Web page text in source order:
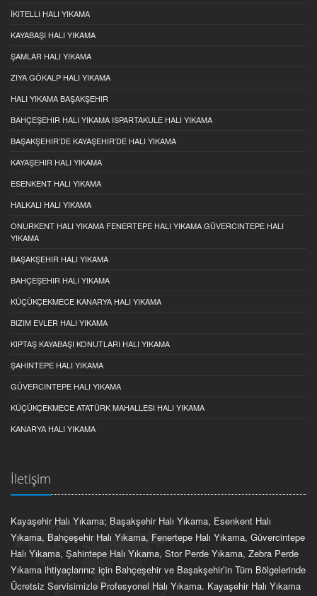
İKITELLI HALI YIKAMA
KAYABAŞI HALI YIKAMA
ŞAMLAR HALI YIKAMA
ZIYA GÖKALP HALI YIKAMA
HALI YIKAMA BAŞAKŞEHIR
BAHÇEŞEHIR HALI YIKAMA ISPARTAKULE HALI YIKAMA
BAŞAKŞEHIR’DE KAYAŞEHIR’DE HALI YIKAMA
KAYAŞEHIR HALI YIKAMA
ESENKENT HALI YIKAMA
HALKALI HALI YIKAMA
ONURKENT HALI YIKAMA FENERTEPE HALI YIKAMA GÜVERCINTEPE HALI
YIKAMA
BAŞAKŞEHIR HALI YIKAMA
BAHÇEŞEHIR HALI YIKAMA
KÜÇÜKÇEKMECE KANARYA HALI YIKAMA
BIZIM EVLER HALI YIKAMA
KIPTAŞ KAYABAŞI KONUTLARI HALI YIKAMA
ŞAHINTEPE HALI YIKAMA
GÜVERCINTEPE HALI YIKAMA
KÜÇÜKÇEKMECE ATATÜRK MAHALLESI HALI YIKAMA
KANARYA HALI YIKAMA
İletişim
Kayaşehir Halı Yıkama; Başakşehir Halı Yıkama, Esenkent Halı
Yıkama, Bahçeşehir Halı Yıkama, Fenertepe Halı Yıkama, Güvercintepe
Halı Yıkama, Şahintepe Halı Yıkama, Stor Perde Yıkama, Zebra Perde
Yıkama ihtiyaçlarınız için Bahçeşehir ve Başakşehir’in Tüm Bölgelerinde
Ücretsiz Servisimizle Profesyonel Halı Yıkama. Kayaşehir Halı Yıkama